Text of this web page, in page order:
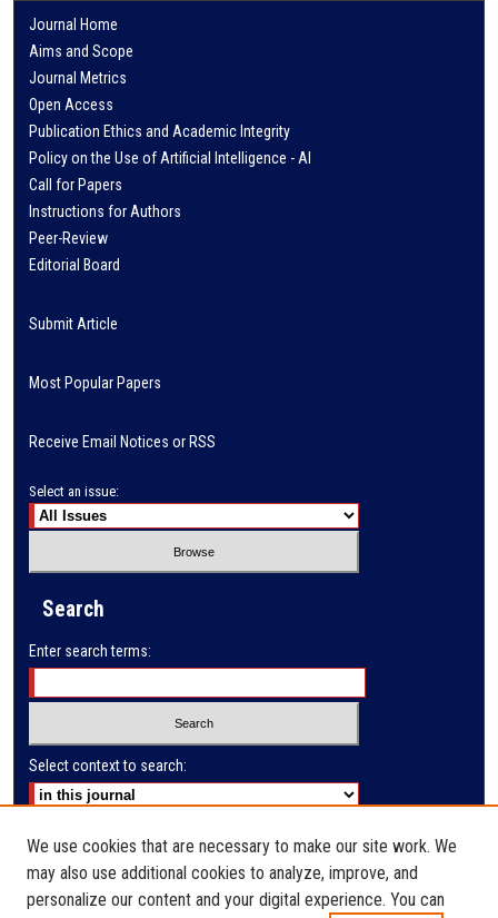
Journal Home
Aims and Scope
Journal Metrics
Open Access
Publication Ethics and Academic Integrity
Policy on the Use of Artificial Intelligence - AI
Call for Papers
Instructions for Authors
Peer-Review
Editorial Board
Submit Article
Most Popular Papers
Receive Email Notices or RSS
Select an issue:
Search
Enter search terms:
Select context to search:
Advanced Search
E-ISSN: 2791-285X
We use cookies that are necessary to make our site work. We
may also use additional cookies to analyze, improve, and
personalize our content and your digital experience. You can